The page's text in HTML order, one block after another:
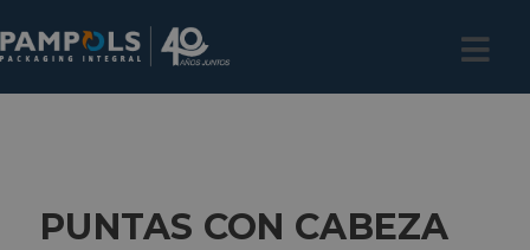
PUNTAS CON CABEZA